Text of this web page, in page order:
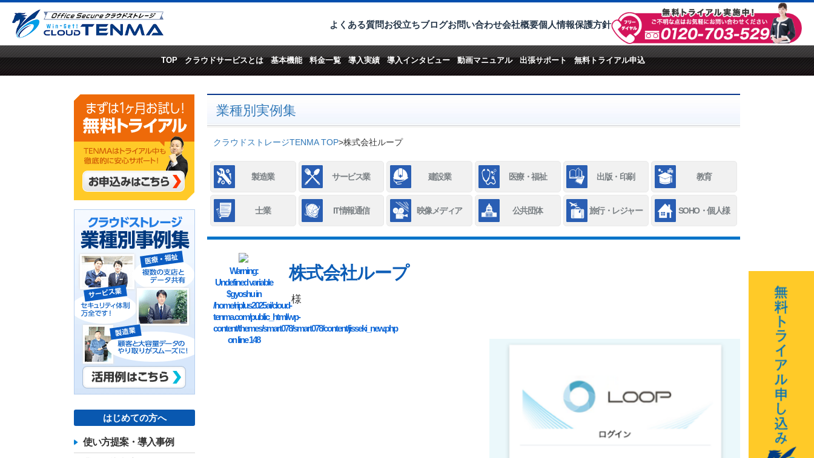
よくある質問お役立ちブログお問い合わせ会社概要個人情報保護方針
TOP クラウドサービスとは 基本機能 料金一覧 導入実績 導入インタビュー 動画マニュアル 出張サポート 無料トライアル申込
業種別実例集
クラウドストレージTENMA TOP>株式会社ループ
製造業 サービス業 建設業 医療・福祉 出版・印刷 教育
士業 IT情報通信 映像メディア 公共団体 旅行・レジャー SOHO・個人様
Warning:
Undefined variable
$gyoshu in
/home/riplus2025ai/cloud-
tenma.com/public_html/wp-
content/themes/smart078/smart078/content/jisseki_new.php
on line148
株式会社ループ
様
はじめての方へ
使い方提案・導入事例